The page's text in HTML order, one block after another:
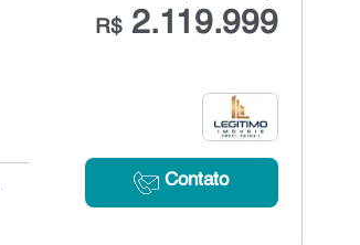
R$2.119.999
Contato